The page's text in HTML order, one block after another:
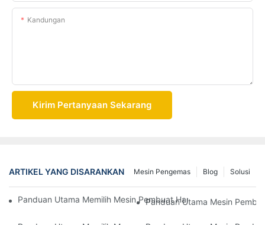
Kandungan
Kirim Pertanyaan Sekarang
ARTIKEL YANG DISARANKAN Solusi
Blog
Mesin Pengemas
Panduan Utama Memilih Mesin Pembuat Hardcover Terbaik
Panduan Utama Mesin